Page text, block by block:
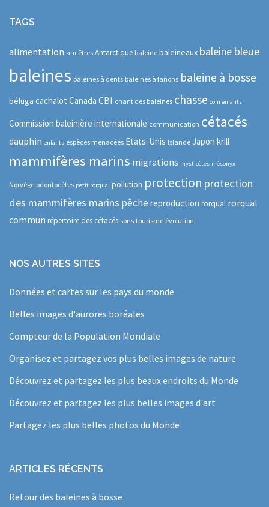
TAGS
alimentation ancêtres Antarctique baleine baleineaux baleine bleue
baleines baleines à dents baleines à fanons baleine à bosse
béluga cachalot Canada CBI chant des baleines chasse coin enfants
Commission baleinière internationale communication cétacés
dauphin enfants espèces menacées Etats-Unis Islande Japon krill
mammifères marins migrations mysticètes mésonyx
Norvège odontocètes petit rorqual pollution protection protection
des mammifères marins pêche reproduction rorqual rorqual
commun répertoire des cétacés sons tourisme évolution
NOS AUTRES SITES
Données et cartes sur les pays du monde
Belles images d'aurores boréales
Compteur de la Population Mondiale
Organisez et partagez vos plus belles images de nature
Découvrez et partagez les plus beaux endroits du Monde
Découvrez et partagez les plus belles images d'art
Partagez les plus belles photos du Monde
ARTICLES RÉCENTS
Retour des baleines à bosse